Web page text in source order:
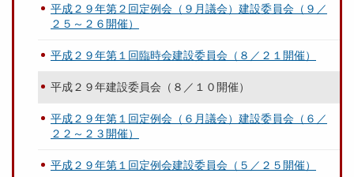
平成２９年第２回定例会（９月議会）建設委員会（９／
２５～２６開催）
平成２９年第１回臨時会建設委員会（８／２１開催）
平成２９年建設委員会（８／１０開催）
平成２９年第１回定例会（６月議会）建設委員会（６／
２２～２３開催）
平成２９年第１回定例会建設委員会（５／２５開催）